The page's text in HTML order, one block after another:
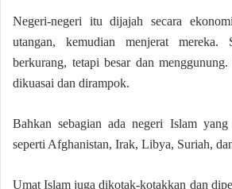
Negeri-negeri itu dijajah secara
utangan, kemudian menjerat mereka.
berkurang, tetapi besar dan menggunung.
dikuasai dan dirampok.
Bahkan sebagian ada negeri Islam
seperti Afghanistan, Irak, Libya, Suriah,
Umat Islam juga dikotak-kotakkan dan